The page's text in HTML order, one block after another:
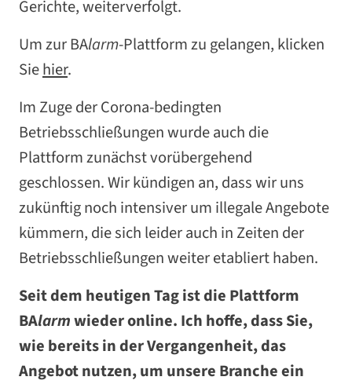
Gerichte, weiterverfolgt.
Um zur BAlarm-Plattform zu gelangen, klicken
Siehier.
Im Zuge der Corona-bedingten
Betriebsschließungen wurde auch die
Plattform zunächst vorübergehend
geschlossen. Wir kündigen an, dass wir uns
zukünftig noch intensiver um illegale Angebote
kümmern, die sich leider auch in Zeiten der
Betriebsschließungen weiter etabliert haben.
Seit dem heutigen Tag ist die Plattform
BAlarmwieder online. Ich hoffe, dass Sie,
wie bereits in der Vergangenheit, das
Angebot nutzen, um unsere Branche ein